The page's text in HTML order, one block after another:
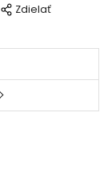
Zdielať